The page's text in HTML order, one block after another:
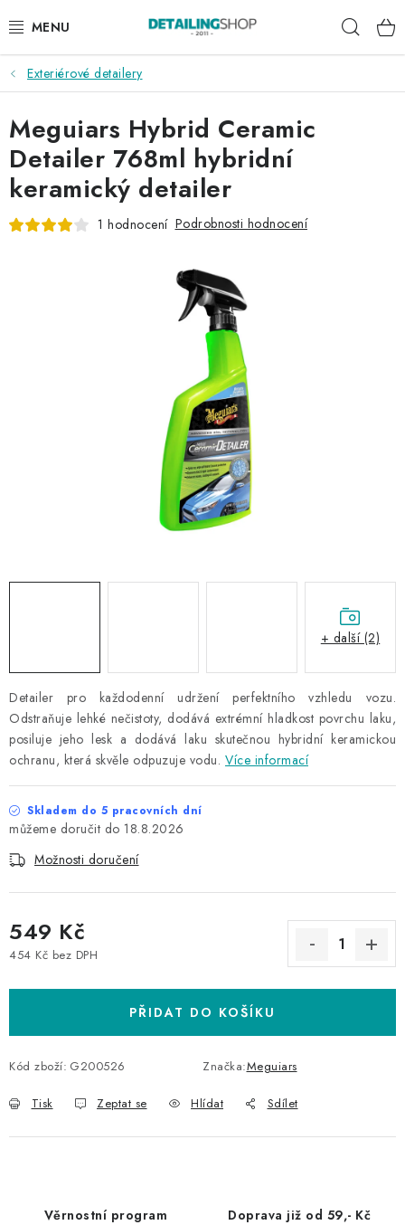
na
AKCE
NOVINKY
EXTERIÉR
INTERIÉR
DÁRKOVÉ SADY A POUKAZY
Exteriérové detailery
Detailer pro každodenní udržení perfektního vzhledu vozu.
Odstraňuje lehké nečistoty, dodává extrémní hladkost povrchu laku,
posiluje jeho lesk a dodává laku skutečnou hybridní keramickou
ochranu, která skvěle odpuzuje vodu. Více informací
Skladem do 5 pracovních dní
18.8.2026
Možnosti doručení
549 Kč
454 Kč bez DPH
PŘIDAT DO KOŠÍKU
Kód zboží: G200526 Značka:Meguiars
Tisk Zeptat se Hlídat Sdílet
Meguiars Hybrid Ceramic
Detailer 768ml hybridní
keramický detailer
1 hodnocení Podrobnosti hodnocení
+ další (2)
Věrnostní program Doprava již od 59,- Kč